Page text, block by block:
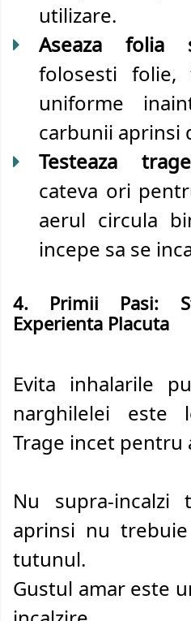
utilizare.
Aseaza folia
folosesti
uniforme
carbunii aprinsi
Testeaza
cateva ori
aerul circula
incepe sa se
4. Primii Pasi:
Experienta Placuta
Evita inhalarile
narghilelei este
Trage incet pentru
Nu supra-incalzi
aprinsi nu
tutunul.
Gustul amar este